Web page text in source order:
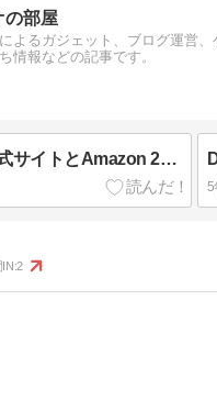
の部屋
よるガジェット、ブログ運営、
情報などの記事です。
FLEXISPOT、公式サイトとAmazon 2つの「ブラックフライデー」｜違いは？ どっちがお得？
5
IN:2